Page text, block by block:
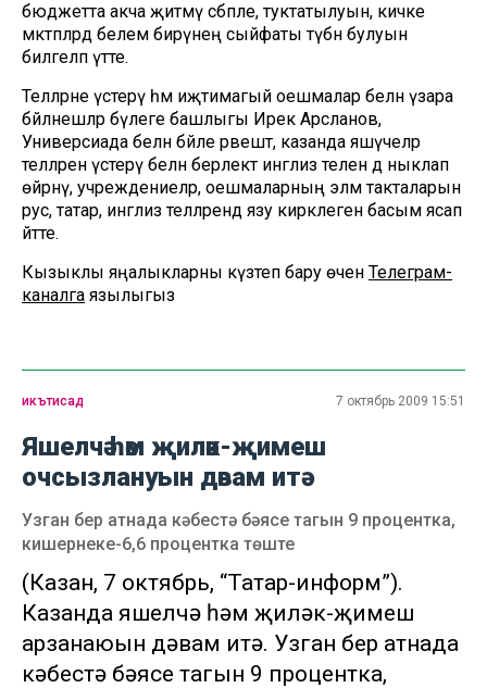
бюджетта акча җитмәү сәбәпле, туктатылуын, кичке
мәктәпләрдә белем бирүнең сыйфаты түбән булуын
билгеләп үтте.
Телләрне үстерү һәм иҗтимагый оешмалар белән үзара
бәйләнешләр бүлеге башлыгы Ирек Арсланов,
Универсиада белән бәйле рәвештә, казанда яшәүчеләр
телләрен үстерү белән берлектә инглиз телен дә ныклап
өйрәнү, учреждениеләр, оешмаларның элмә такталарын
рус, татар, инглиз телләрендә язу кирәклеген басым ясап
әйтте.
Кызыклы яңалыкларны күзәтеп бару өчен Телеграм-
каналга язылыгыз
икътисад 7 октябрь 2009 15:51
Яшелчә һәм җиләк-җимеш
очсызлануын дәвам итә
Узган бер атнада кәбестә бәясе тагын 9 процентка,
кишернеке-6,6 процентка төште
(Казан, 7 октябрь, “Татар-информ”).
Казанда яшелчә һәм җиләк-җимеш
арзанаюын дәвам итә. Узган бер атнада
кәбестә бәясе тагын 9 процентка,